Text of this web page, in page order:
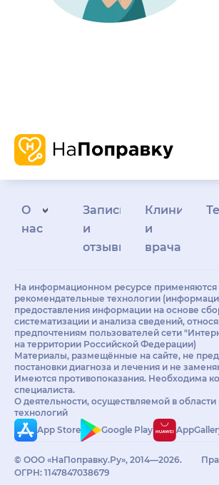
О
нас
Запись
и
отзывы
Клиникам
и
врачам
На информационном ресурсе применяются
рекомендательные технологии
предоставления информации на основе
систематизации и анализа сведений,
предпочтениям пользователей сети
на территории Российской Федерации)
Материалы, размещённые на сайте, не
постановки диагноза и лечения и не
Имеются противопоказания. Необходима
специалиста.
О деятельности, осуществляемой в
технологий
App Store
Google Play
© ООО «НаПоправку.Ру», 2014—2026.
ОГРН: 1147847038679